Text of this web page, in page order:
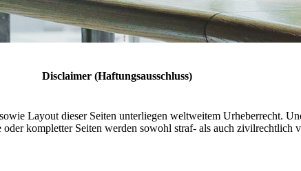
Disclaimer (Haftungsausschluss)
Layout dieser Seiten unterliegen weltweitem Urheberrecht.
kompletter Seiten werden sowohl straf- als auch zivilrechtlich